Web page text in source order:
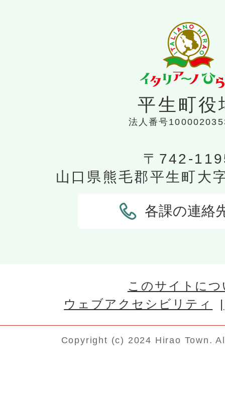
平生町役
法人番号
〒742-
山口県熊毛郡平生町大
各課の連絡
このサイトに
ウェブアクセシビリティ
Copyright (c) 2024 Hirao Town.